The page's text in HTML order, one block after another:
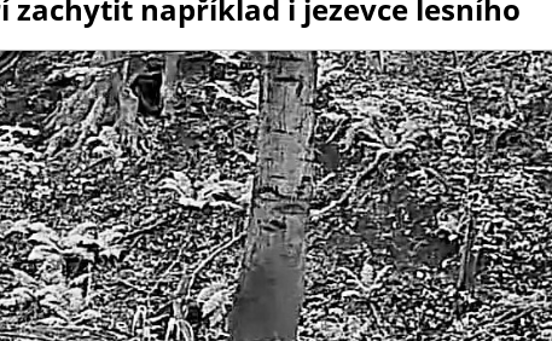
zachytit například i jezevce lesního